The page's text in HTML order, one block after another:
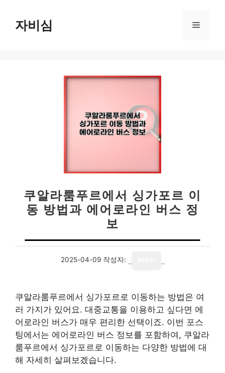
자비심 메
쿠알라룸푸르에서 싱가포르 이
동 방법과 에어로라인 버스 정
보
2025-04-09 작성자:
쿠알라룸푸르에서 싱가포르로 이동하는 방법은 여
러 가지가 있어요. 대중교통을 이용하고 싶다면 에
어로라인 버스가 매우 편리한 선택이죠. 이번 포스
팅에서는 에어로라인 버스 정보를 포함하여, 쿠알라
룸푸르에서 싱가포르로 이동하는 다양한 방법에 대
해 자세히 살펴보겠습니다.